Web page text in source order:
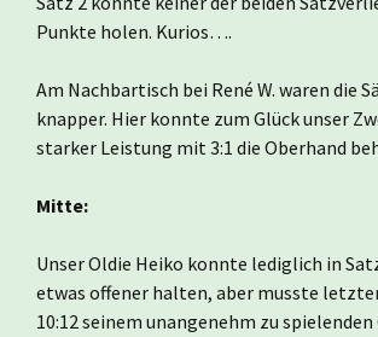
Punkte holen. Kurios….
Am Nachbartisch bei René W. waren die
knapper. Hier konnte zum Glück unser
starker Leistung mit 3:1 die Oberhand
Mitte:
Unser Oldie Heiko konnte lediglich in
etwas offener halten, aber musste
10:12 seinem unangenehm zu spielenden